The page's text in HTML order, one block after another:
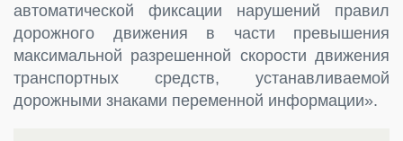
автоматической фиксации нарушений правил
дорожного движения в части превышения
максимальной разрешенной скорости движения
транспортных средств, устанавливаемой
дорожными знаками переменной информации».